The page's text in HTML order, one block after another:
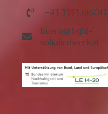
+43 3353 616012
buero@bgld-
volksliedwerk.at